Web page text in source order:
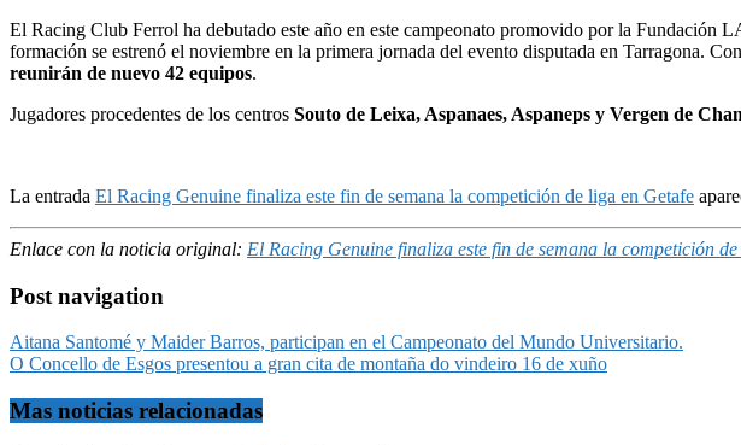
El Racing Club Ferrol ha debutado este año en este campeonato promovido por la Fundación
formación se estrenó el noviembre en la primera jornada del evento disputada en Tarragona.
reunirán de nuevo 42 equipos.
Jugadores procedentes de los centros Souto de Leixa, Aspanaes, Aspaneps y Vergen de
La entrada El Racing Genuine finaliza este fin de semana la competición de liga en Getafe
Enlace con la noticia original: El Racing Genuine finaliza este fin de semana la competición
Post navigation
Aitana Santomé y Maider Barros, participan en el Campeonato del Mundo Universitario.
O Concello de Esgos presentou a gran cita de montaña do vindeiro 16 de xuño
Mas noticias relacionadas